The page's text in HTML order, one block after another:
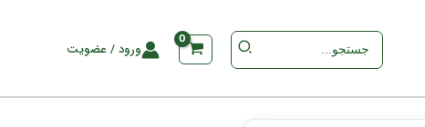
جستجو
برای
ورود / عضویت